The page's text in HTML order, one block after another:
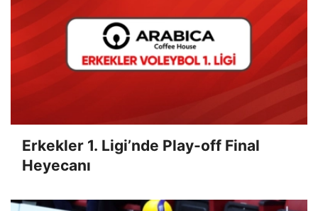
Erkekler 1. Ligi’nde Play-off Final
Heyecanı